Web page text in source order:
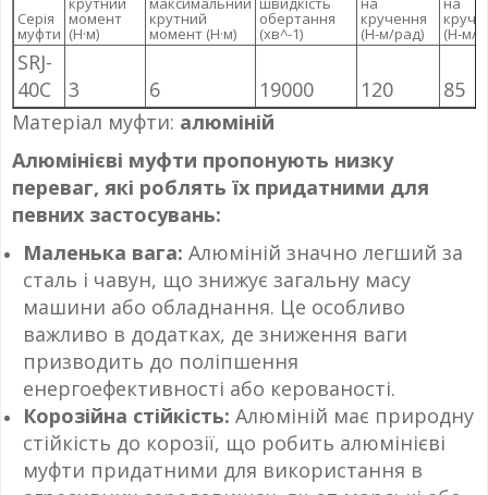
Серія
муфти
момент
(Н·м)
крутний
момент (Н·м)
обертання
(хв^-1)
кручення
(Н-м/рад) (Н-м/
SRJ-
40C
3 6 19000 120
85
Матеріал муфти: алюміній
Алюмінієві муфти пропонують низку
переваг, які роблять їх придатними для
певних застосувань:
Маленька вага: Алюміній значно легший за
сталь і чавун, що знижує загальну масу
машини або обладнання. Це особливо
важливо в додатках, де зниження ваги
призводить до поліпшення
енергоефективності або керованості.
Корозійна стійкість: Алюміній має природну
стійкість до корозії, що робить алюмінієві
муфти придатними для використання в